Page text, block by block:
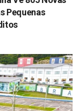
Pequenas